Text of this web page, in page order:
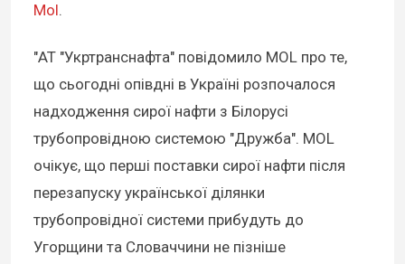
Mol.
"АТ "Укртранснафта" повідомило MOL про те,
що сьогодні опівдні в Україні розпочалося
надходження сирої нафти з Білорусі
трубопровідною системою "Дружба". MOL
очікує, що перші поставки сирої нафти після
перезапуску української ділянки
трубопровідної системи прибудуть до
Угорщини та Словаччини не пізніше